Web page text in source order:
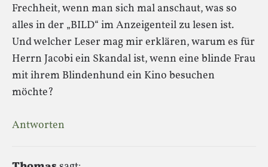
Frechheit, wenn man sich mal anschaut, was so
alles in der „BILD“ im Anzeigenteil zu lesen ist.
Und welcher Leser mag mir erklären, warum es für
Herrn Jacobi ein Skandal ist, wenn eine blinde Frau
mit ihrem Blindenhund ein Kino besuchen
möchte?
Antworten